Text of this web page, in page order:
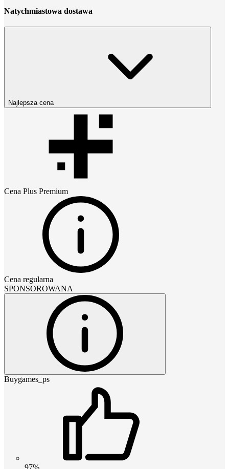
Natychmiastowa dostawa
Najlepsza cena
Cena Plus Premium
Cena regularna
SPONSOROWANA
Buygames_ps
97%